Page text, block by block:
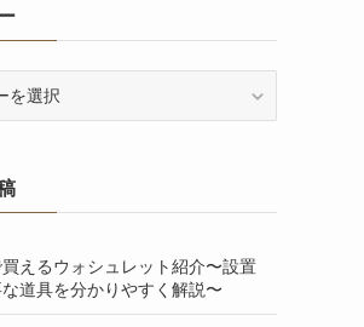
えるウォシュレット紹介〜設置
道具を分かりやすく解説〜